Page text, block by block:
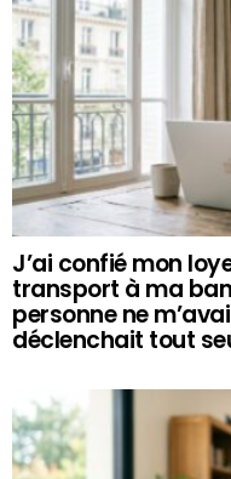
J’ai confié mon
transport à ma
personne ne
déclenchait tout